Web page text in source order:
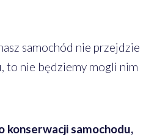
samochód nie przejdzie
to nie będziemy mogli nim
konserwacji samochodu,